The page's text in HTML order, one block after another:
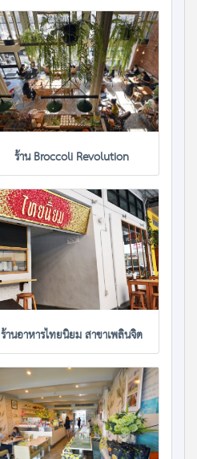
ร้าน Broccoli Revolution
ร้านอาหารไทยนิยม สาขาเพลินจิต